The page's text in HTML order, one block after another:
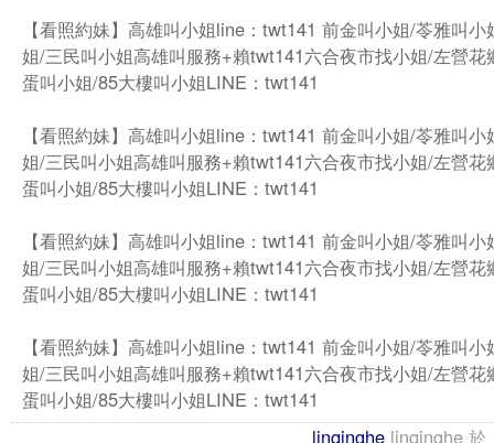
【看照約妹】高雄叫小姐line：twt141 前金叫小姐/苓雅叫
姐/三民叫小姐高雄叫服務+賴twt141六合夜市找小姐/左營花
蛋叫小姐/85大樓叫小姐LINE：twt141
【看照約妹】高雄叫小姐line：twt141 前金叫小姐/苓雅叫
姐/三民叫小姐高雄叫服務+賴twt141六合夜市找小姐/左營花
蛋叫小姐/85大樓叫小姐LINE：twt141
【看照約妹】高雄叫小姐line：twt141 前金叫小姐/苓雅叫
姐/三民叫小姐高雄叫服務+賴twt141六合夜市找小姐/左營花
蛋叫小姐/85大樓叫小姐LINE：twt141
【看照約妹】高雄叫小姐line：twt141 前金叫小姐/苓雅叫
姐/三民叫小姐高雄叫服務+賴twt141六合夜市找小姐/左營花
蛋叫小姐/85大樓叫小姐LINE：twt141
linqinghe linqinghe 於